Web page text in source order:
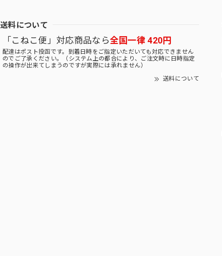
送料について
「こねこ便」対応商品なら全国一律 420円
配達はポスト投函です。到着日時をご指定いただいても対応できません
のでご了承ください。（システム上の都合により、ご注文時に日時指定
の操作が出来てしまうのですが実際には承れません）
送料について